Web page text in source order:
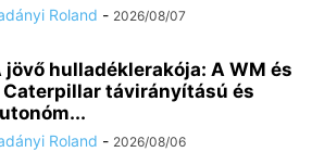
Roland - 2026/08/07
jövő hulladéklerakója: A WM és
Caterpillar távirányítású és
Roland - 2026/08/06